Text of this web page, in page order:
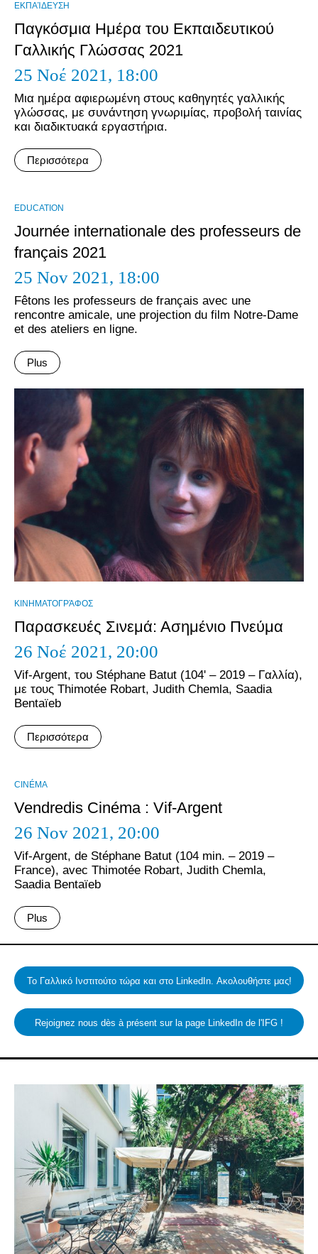
ΕΚΠΑΊΔΕΥΣΗ
Παγκόσμια Ημέρα του Εκπαιδευτικού
Γαλλικής Γλώσσας 2021
25 Νοέ 2021, 18:00
Μια ημέρα αφιερωμένη στους καθηγητές γαλλικής
γλώσσας, με συνάντηση γνωριμίας, προβολή ταινίας
και διαδικτυακά εργαστήρια.
Περισσότερα
EDUCATION
Journée internationale des professeurs de
français 2021
25 Nov 2021, 18:00
Fêtons les professeurs de français avec une
rencontre amicale, une projection du film Notre-Dame
et des ateliers en ligne.
Plus
ΚΙΝΗΜΑΤΟΓΡΆΦΟΣ
Παρασκευές Σινεμά: Ασημένιο Πνεύμα
26 Νοέ 2021, 20:00
Vif-Argent, του Stéphane Batut (104' – 2019 – Γαλλία),
με τους Thimotée Robart, Judith Chemla, Saadia
Bentaïeb
Περισσότερα
CINÉMA
Vendredis Cinéma : Vif-Argent
26 Nov 2021, 20:00
Vif-Argent, de Stéphane Batut (104 min. – 2019 –
France), avec Thimotée Robart, Judith Chemla,
Saadia Bentaïeb
Plus
Το Γαλλικό Ινστιτούτο τώρα και στο LinkedIn. Ακολουθήστε μας!
Rejoignez nous dès à présent sur la page LinkedIn de l'IFG !